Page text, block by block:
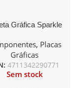
Gráfica Sparkle
16GB GDDR6
, Placas
Gráficas
4711342290771
Sem stock